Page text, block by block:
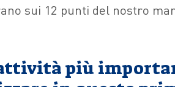
sui 12 punti del nostro
più